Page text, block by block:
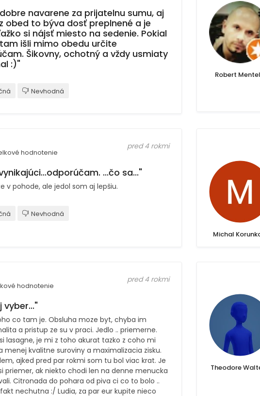
navarene za prijatelnu sumu, aj
obed to býva dosť preplnené a je
si nájsť miesto na sedenie. Pokial
išli mimo obedu určite
Šikovny, ochotný a vždy usmiaty
:)"
Nevhodná
Robert Mentel
hodnotenie
pred 4 rokmi
...čo sa..."
v pohode, ale jedol som aj lepšiu.
Nevhodná
Michal
hodnotenie
pred 4 rokmi
vyber..."
co tam je. Obsluha moze byt, chyba im
a pristup ze su v praci. Jedlo .. priemerne.
lasagne, je mi z toho akurat tazko z coho mi
menej kvalitne suroviny a maximalizacia zisku.
ajked pred par rokmi som tu bol viac krat. Je
priemer, ak niekto chodi len na denne menucka
Citronada do pohara od piva ci co to bolo ..
nechutna :/ Ludia, za par eur kupite nieco
Theodore